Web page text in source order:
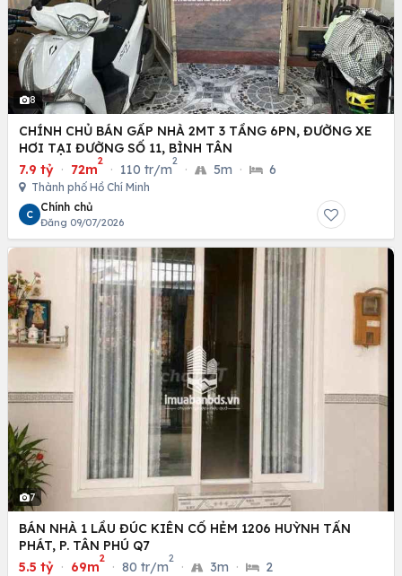
8
CHÍNH CHỦ BÁN GẤP NHÀ 2MT 3 TẦNG 6PN, ĐƯỜNG XE
HƠI TẠI ĐƯỜNG SỐ 11, BÌNH TÂN
7.9 tỷ · 72m
2
· 110 tr/m
2
· 5m · 6
Thành phố Hồ Chí Minh
C
Chính chủ
Đăng 09/07/2026
7
BÁN NHÀ 1 LẦU ĐÚC KIÊN CỐ HẺM 1206 HUỲNH TẤN
PHÁT, P. TÂN PHÚ Q7
5.5 tỷ · 69m
2
· 80 tr/m
2
· 3m · 2